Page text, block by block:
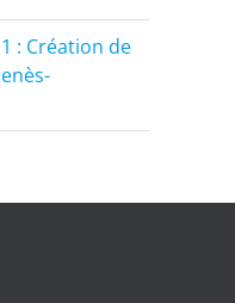
: Création de